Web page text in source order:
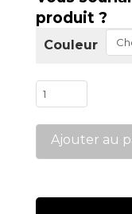
produit ?
Couleur
quantité
de
Atessa
Integrated
Ajouter au